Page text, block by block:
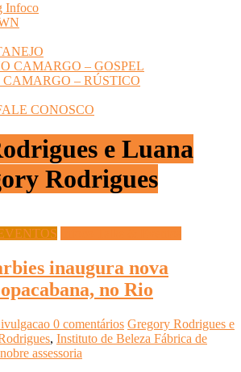
Infoco
CAMARGO – GOSPEL
CAMARGO – RÚSTICO
CONOSCO
e Luana
Rodrigues
inaugura nova
no Rio
0 comentários Gregory Rodrigues e
, Instituto de Beleza Fábrica de
nobre assessoria